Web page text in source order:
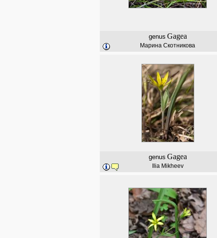
genus Gagea
Марина Скотникова
genus Gagea
Ilia Mikheev